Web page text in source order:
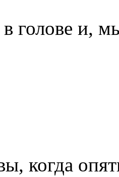
голове и,
когда